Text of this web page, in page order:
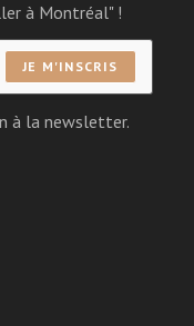
à Montréal" !
JE M'INSCRIS
à la newsletter.